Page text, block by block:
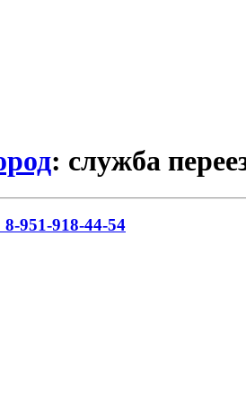
: служба
951-918-44-54